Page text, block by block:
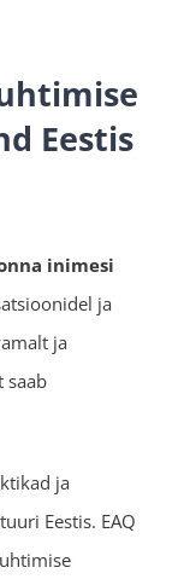
Eestis
inimesi
ja
ja
saab
ja
Eestis. EAQ